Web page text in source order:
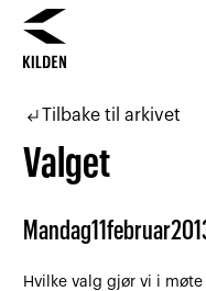
subdirectory_arrow_leftTilbake til arkivet
Valget
Mandag11februar
Hvilke valg gjør vi i